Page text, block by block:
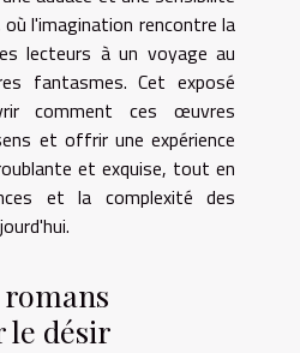
l'imagination rencontre la
lecteurs à un voyage au
fantasmes. Cet exposé
comment ces œuvres
et offrir une expérience
et exquise, tout en
et la complexité des
le désir